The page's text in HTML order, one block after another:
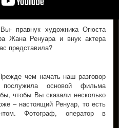
Вы- правнук художника Огюста
Жана Ренуара и внук актера
представила?
чем начать наш разговор
основой фильма
чтобы Вы сказали несколько
– настоящий Ренуар, то есть
Фотограф, оператор в